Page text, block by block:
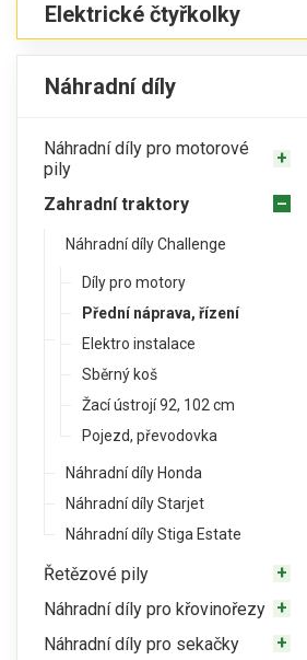
Elektrické čtyřkolky
Náhradní díly
Náhradní díly pro motorové
pily
Zahradní traktory
Náhradní díly Challenge
Díly pro motory
Přední náprava, řízení
Elektro instalace
Sběrný koš
Žací ústrojí 92, 102 cm
Pojezd, převodovka
Náhradní díly Honda
Náhradní díly Starjet
Náhradní díly Stiga Estate
Řetězové pily
Náhradní díly pro křovinořezy
Náhradní díly pro sekačky